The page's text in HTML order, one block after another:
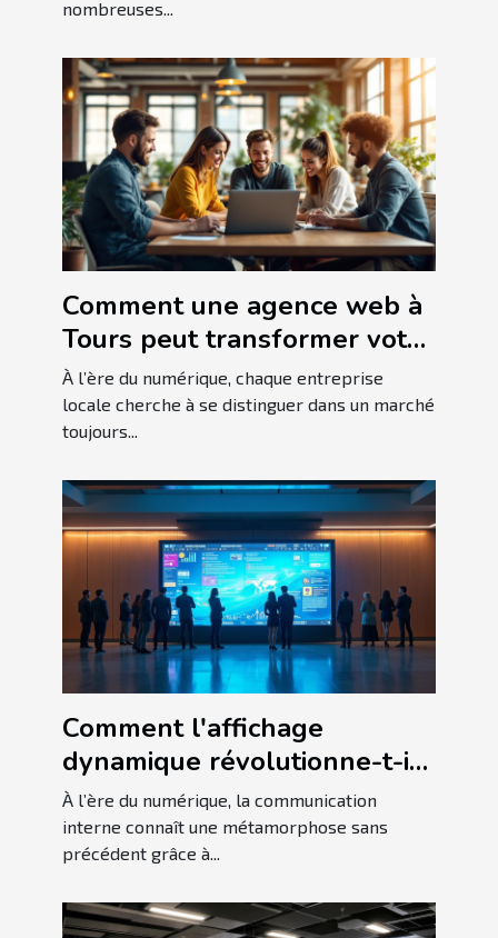
nombreuses...
Comment une agence web à
Tours peut transformer votre
entreprise locale
À l’ère du numérique, chaque entreprise
locale cherche à se distinguer dans un marché
toujours...
Comment l'affichage
dynamique révolutionne-t-il
la communication interne ?
À l’ère du numérique, la communication
interne connaît une métamorphose sans
précédent grâce à...